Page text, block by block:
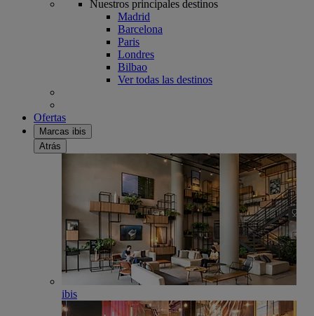
Nuestros principales destinos
Madrid
Barcelona
Paris
Londres
Bilbao
Ver todas las destinos
Ofertas
Marcas ibis
Atrás
ibis